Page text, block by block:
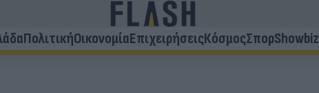
ΠολιτικήΟικονομίαΕπιχειρήσειςΚόσμοςΣπορShowbiz